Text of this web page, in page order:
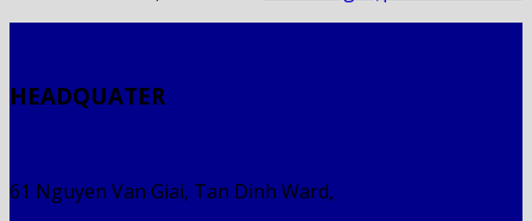
HEADQUATER
61 Nguyen Van Giai, Tan Dinh Ward,